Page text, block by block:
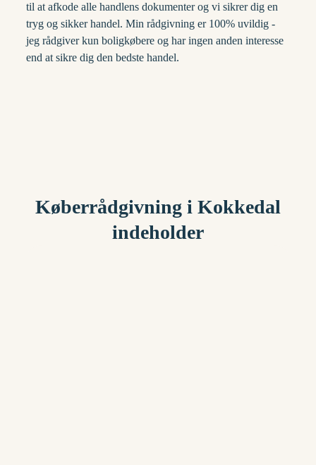
til at afkode alle handlens dokumenter og vi sikrer dig en
tryg og sikker handel. Min rådgivning er 100% uvildig -
jeg rådgiver kun boligkøbere og har ingen anden interesse
end at sikre dig den bedste handel.
Køberrådgivning i Kokkedal
indeholder